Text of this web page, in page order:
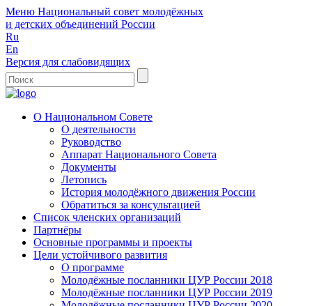
Меню Национальный совет молодёжных
и детских объединений России
Ru
En
Версия для слабовидящих
О Национальном Совете
О деятельности
Руководство
Аппарат Национального Совета
Документы
Летопись
История молодёжного движения России
Обратиться за консультацией
Список членских организаций
Партнёры
Основные программы и проекты
Цели устойчивого развития
О программе
Молодёжные посланники ЦУР России 2018
Молодёжные посланники ЦУР России 2019